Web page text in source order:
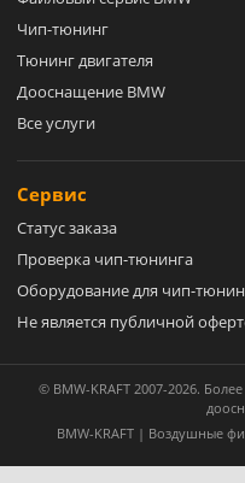
Чип-тюнинг
Тюнинг двигателя
Дооснащение BMW
Все услуги
Сервис
Статус заказа
Проверка чип-тюнинга
Оборудование для чип-
Не является публичной
© BMW-KRAFT 2007-2026.
BMW-KRAFT | Воздушные